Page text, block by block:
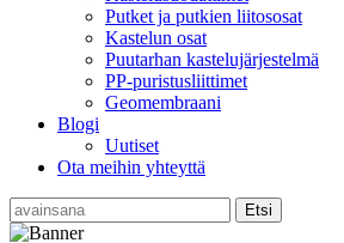
Putket ja putkien liitososat
Kastelun osat
Puutarhan kastelujärjestelmä
PP-puristusliittimet
Geomembraani
Blogi
Uutiset
Ota meihin yhteyttä